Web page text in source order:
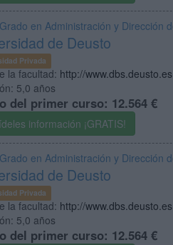
en Administración y Dirección
de Deusto
Privada
la facultad: http://www.dbs.deusto.es
5,0 años
del primer curso: 12.564 €
información ¡GRATIS!
en Administración y Dirección
de Deusto
Privada
la facultad: http://www.dbs.deusto.es
5,0 años
del primer curso: 12.564 €